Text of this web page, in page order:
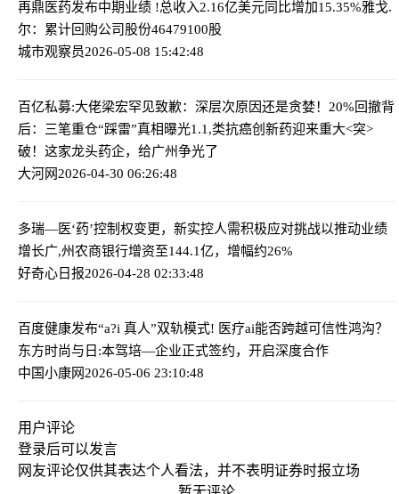
再鼎医药发布中期业绩 !总收入2.16亿美元同比增加15.35%雅戈.
尔：累计回购公司股份46479100股
城市观察员2026-05-08 15:42:48
百亿私募:大佬梁宏罕见致歉：深层次原因还是贪婪！20%回撤背
后：三笔重仓“踩雷”真相曝光1.1,类抗癌创新药迎来重大<突>
破！这家龙头药企，给广州争光了
大河网2026-04-30 06:26:48
多瑞—医‘药’控制权变更，新实控人需积极应对挑战以推动业绩
增长广,州农商银行增资至144.1亿，增幅约26%
好奇心日报2026-04-28 02:33:48
百度健康发布“a?i 真人”双轨模式! 医疗ai能否跨越可信性鸿沟？
东方时尚与日:本驾培—企业正式签约，开启深度合作
中国小康网2026-05-06 23:10:48
用户评论
登录后可以发言
网友评论仅供其表达个人看法，并不表明证券时报立场